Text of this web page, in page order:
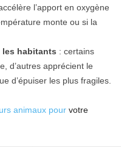
l’apport en oxygène
monte ou si la
les habitants : certains
d’autres apprécient le
d’épuiser les plus fragiles.
animaux pour votre